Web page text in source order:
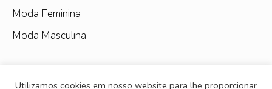
Moda Feminina
Moda Masculina
Utilizamos cookies em nosso website para lhe proporcionar